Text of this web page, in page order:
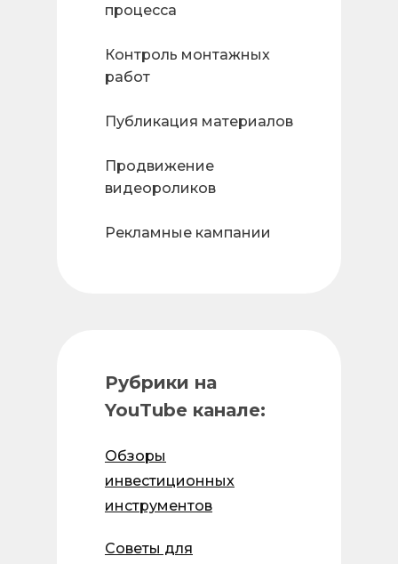
Рубрики на
YouTube канале:
Советы для
процесса
Контроль монтажных
работ
Публикация материалов
Продвижение
видеороликов
Рекламные кампании
Обзоры
инвестиционных
инструментов